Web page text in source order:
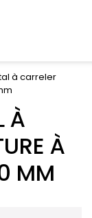
à carreler
À
À
MM